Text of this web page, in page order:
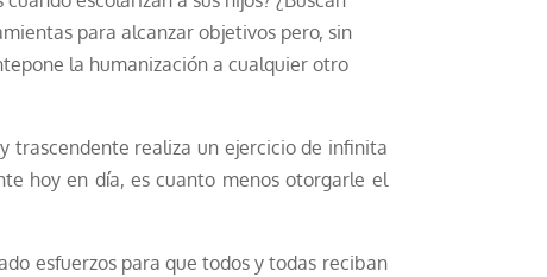
para alcanzar objetivos pero, sin
la humanización a cualquier otro
trascendente realiza un ejercicio de infinita
hoy en día, es cuanto menos otorgarle el
esfuerzos para que todos y todas reciban